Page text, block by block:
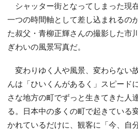
シャッター街となってしまった現
一つの時間軸として差し込まれるの
た叔父・青柳正輝さんの撮影した市
ぎわいの風景写真だ。
変わりゆく人や風景、変わらない
んは「ひいくんがあるく」スピード
さな地方の町でずっと生きてきた人
る。日本中の多くの町で起きている
かれているだけに、観客に「今、自